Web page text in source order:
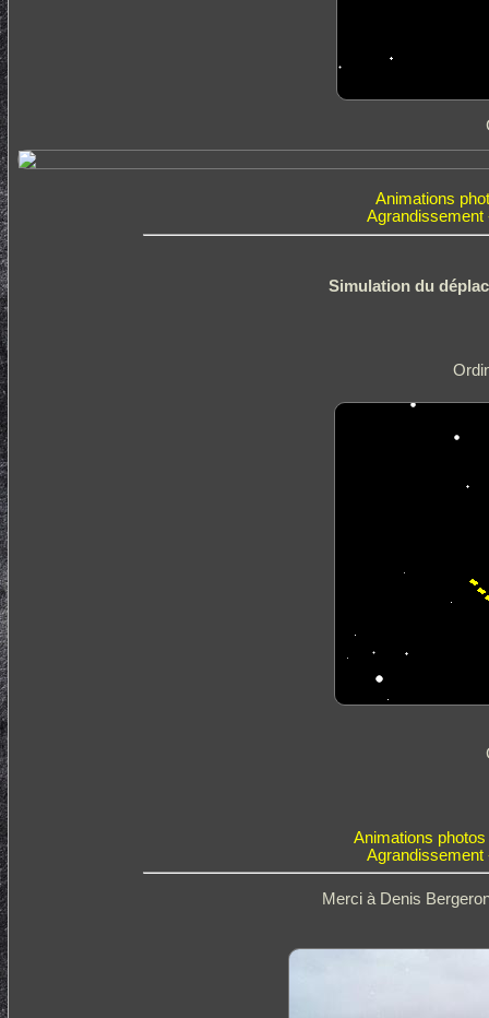
Animations
Agrandissement
Simulation du
Animations
Agrandissement
Merci à Denis